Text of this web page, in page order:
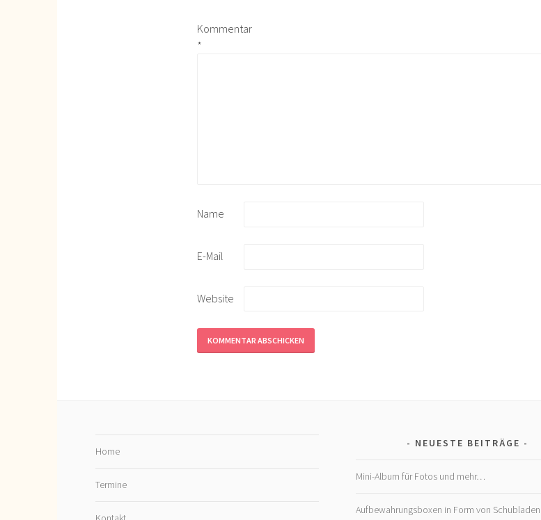
Kommentar
*
Name
E-Mail
Website
Home
Termine
NEUESTE BEITRÄGE
Mini-Album für Fotos und mehr…
Aufbewahrungsboxen in Form von Schubladen